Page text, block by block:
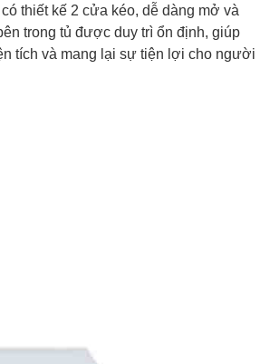
thiết kế 2 cửa kéo, dễ dàng mở và
trong tủ được duy trì ổn định, giúp
tích và mang lại sự tiện lợi cho người